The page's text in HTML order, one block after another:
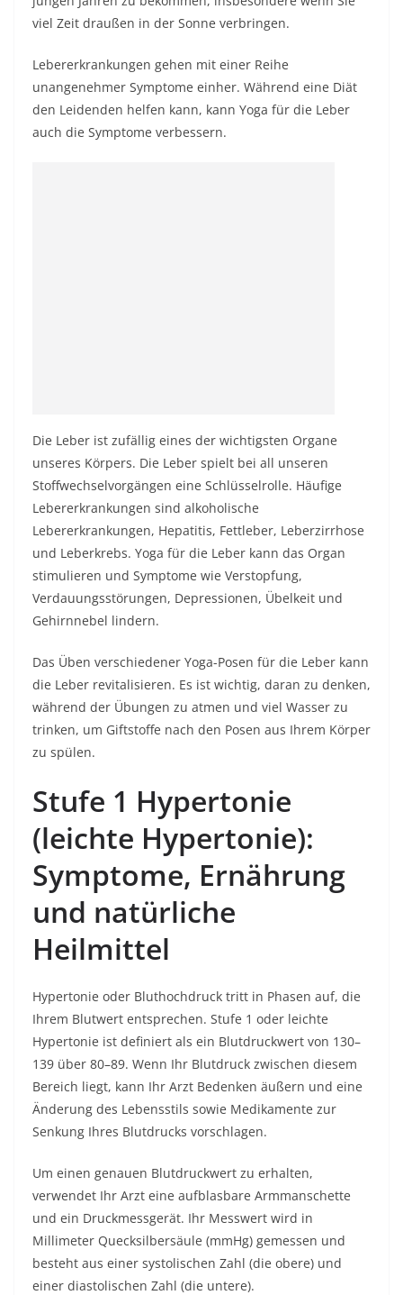
viel Zeit draußen in der Sonne verbringen.
Lebererkrankungen gehen mit einer Reihe
unangenehmer Symptome einher. Während eine Diät
den Leidenden helfen kann, kann Yoga für die Leber
auch die Symptome verbessern.
Die Leber ist zufällig eines der wichtigsten Organe
unseres Körpers. Die Leber spielt bei all unseren
Stoffwechselvorgängen eine Schlüsselrolle. Häufige
Lebererkrankungen sind alkoholische
Lebererkrankungen, Hepatitis, Fettleber, Leberzirrhose
und Leberkrebs. Yoga für die Leber kann das Organ
stimulieren und Symptome wie Verstopfung,
Verdauungsstörungen, Depressionen, Übelkeit und
Gehirnnebel lindern.
Das Üben verschiedener Yoga-Posen für die Leber kann
die Leber revitalisieren. Es ist wichtig, daran zu denken,
während der Übungen zu atmen und viel Wasser zu
trinken, um Giftstoffe nach den Posen aus Ihrem Körper
zu spülen.
Stufe 1 Hypertonie
(leichte Hypertonie):
Symptome, Ernährung
und natürliche
Heilmittel
Hypertonie oder Bluthochdruck tritt in Phasen auf, die
Ihrem Blutwert entsprechen. Stufe 1 oder leichte
Hypertonie ist definiert als ein Blutdruckwert von 130–
139 über 80–89. Wenn Ihr Blutdruck zwischen diesem
Bereich liegt, kann Ihr Arzt Bedenken äußern und eine
Änderung des Lebensstils sowie Medikamente zur
Senkung Ihres Blutdrucks vorschlagen.
Um einen genauen Blutdruckwert zu erhalten,
verwendet Ihr Arzt eine aufblasbare Armmanschette
und ein Druckmessgerät. Ihr Messwert wird in
Millimeter Quecksilbersäule (mmHg) gemessen und
besteht aus einer systolischen Zahl (die obere) und
einer diastolischen Zahl (die untere).